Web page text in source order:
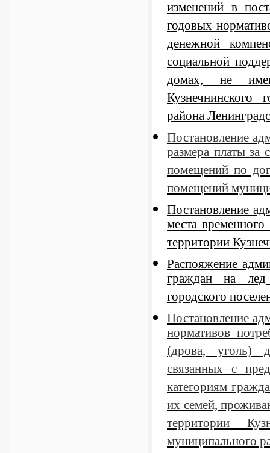
изменений в
годовых
денежной
социальной
домах, не
Кузнечнинского
района
Постановление
размера платы
помещений по
помещений
Постановление
места
территории
Распояжение
граждан на лед
городского
Постановление
нормативов
(дрова, уголь)
связанных с
категориям
их семей,
территории
муниципального